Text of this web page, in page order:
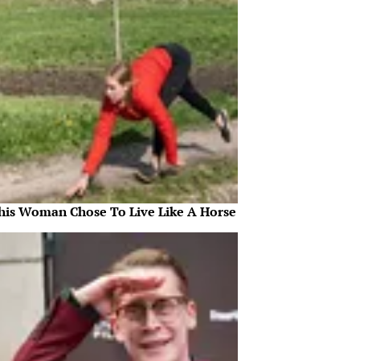
Woman Chose To Live Like A Horse